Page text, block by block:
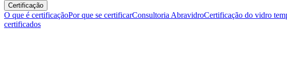
Certificação
O que é certificaçãoPor que se certificarConsultoria AbravidroCertificação do vidro
certificados